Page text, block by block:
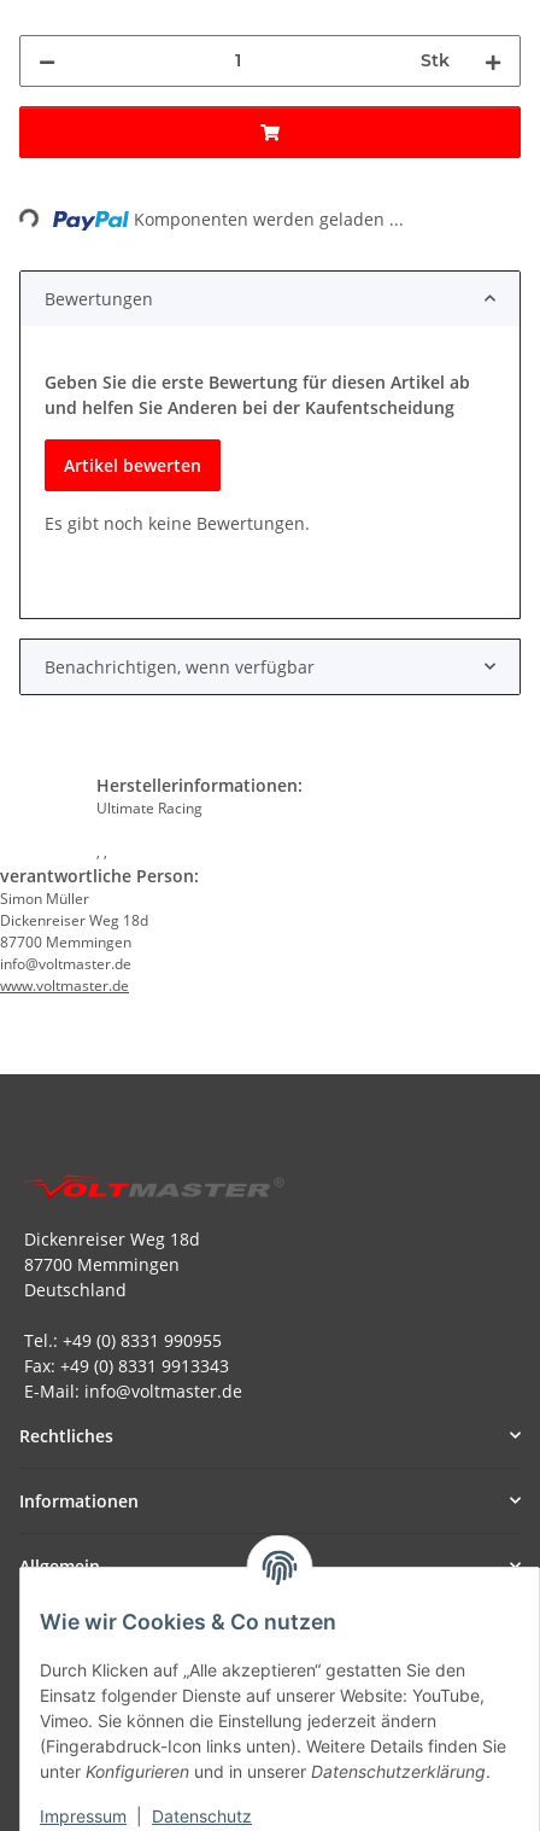
Wie wir Cookies & Co nutzen
Durch Klicken auf „Alle akzeptieren“ gestatten Sie den
Einsatz folgender Dienste auf unserer Website: YouTube,
Vimeo. Sie können die Einstellung jederzeit ändern
(Fingerabdruck-Icon links unten). Weitere Details finden Sie
unter Konfigurieren und in unserer Datenschutzerklärung.
Impressum Datenschutz
Stk
Komponenten werden geladen ...
Bewertungen
Geben Sie die erste Bewertung für diesen Artikel ab
und helfen Sie Anderen bei der Kaufentscheidung
Artikel bewerten
Es gibt noch keine Bewertungen.
Benachrichtigen, wenn verfügbar
Herstellerinformationen:
Ultimate Racing
, ,
verantwortliche Person:
Simon Müller
Dickenreiser Weg 18d
87700 Memmingen
info@voltmaster.de
www.voltmaster.de
Dickenreiser Weg 18d
87700 Memmingen
Deutschland
Tel.: +49 (0) 8331 990955
Fax: +49 (0) 8331 9913343
E-Mail: info@voltmaster.de
Rechtliches
Informationen
Allgemein
Teil unseres Netzwerks:
Vertrag widerrufen